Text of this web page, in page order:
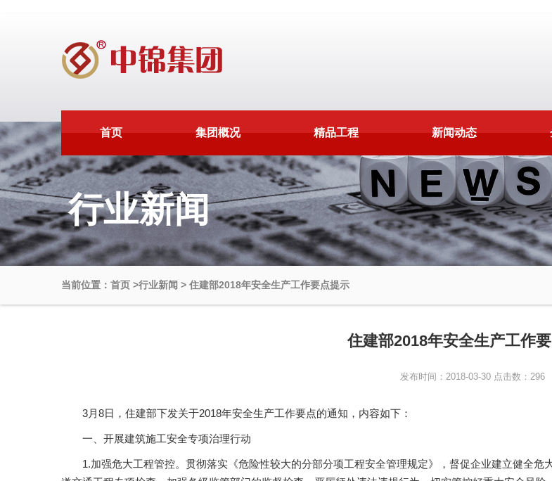
首页 集团概况 精品工程 新闻动态
行业新闻
当前位置：首页 >行业新闻 > 住建部2018年安全生产工作要点提示
住建部2018年安全生产工作
发布时间：2018-03-30 点击数：296
3月8日，住建部下发关于2018年安全生产工作要点的通知，内容如下：
一、开展建筑施工安全专项治理行动
1.加强危大工程管控。贯彻落实《危险性较大的分部分项工程安全管理规定》，督促企业建立健全